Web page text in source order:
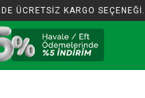
KARGO SEÇENEĞİ.